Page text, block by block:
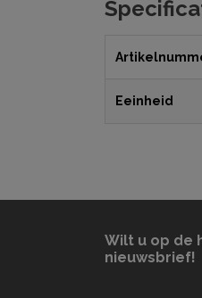
Eeinheid
Wilt u op de
nieuwsbrief!